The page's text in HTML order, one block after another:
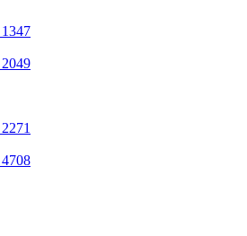
1347
2049
2271
4708